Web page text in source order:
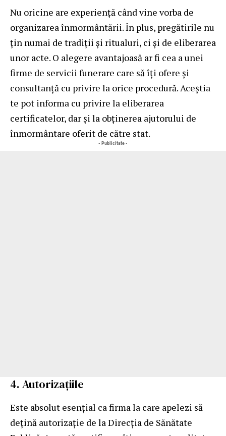
Nu oricine are experiență când vine vorba de
organizarea înmormântării. În plus, pregătirile nu
țin numai de tradiții și ritualuri, ci și de eliberarea
unor acte. O alegere avantajoasă ar fi cea a unei
firme de servicii funerare care să îți ofere și
consultanță cu privire la orice procedură. Aceștia
te pot informa cu privire la eliberarea
certificatelor, dar și la obținerea ajutorului de
înmormântare oferit de către stat.
- Publicitate -
4. Autorizațiile
Este absolut esențial ca firma la care apelezi să
dețină autorizație de la Direcția de Sănătate